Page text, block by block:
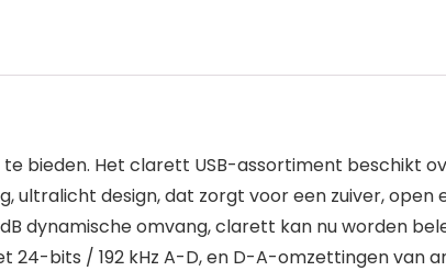
bieden. Het clarett USB-assortiment beschikt
ultralicht design, dat zorgt voor een zuiver, open
dynamische omvang, clarett kan nu worden
bits / 192 kHz A-D, en D-A-omzettingen van